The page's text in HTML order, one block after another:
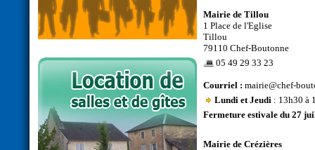
Mairie de Tillou
1 Place de l'Eglise
Tillou
79110 Chef-Boutonne
05 49 29 33 23
Courriel : mairie@chef-
Lundi et Jeudi : 13h30 à
Fermeture estivale du 27
Mairie de Crézières